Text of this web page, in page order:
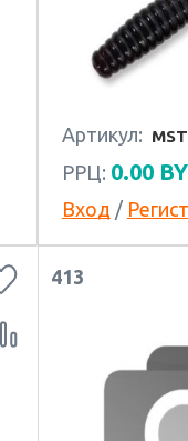
Артикул:
РРЦ: 0.00
Вход /
413